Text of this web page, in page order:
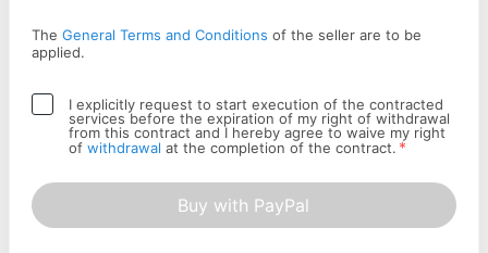
The General Terms and Conditions of the seller are to be
applied.
I explicitly request to start execution of the contracted
services before the expiration of my right of withdrawal
from this contract and I hereby agree to waive my right
of withdrawal at the completion of the contract. *
Buy with PayPal